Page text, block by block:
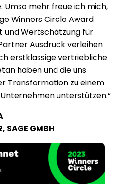
Umso mehr freue ich mich,
Winners Circle Award
und Wertschätzung für
Ausdruck verleihen
erstklassige vertriebliche
haben und die uns
Transformation zu einem
unterstützen.“
SAGE GMBH